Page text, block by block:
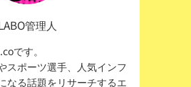
管理人
です。
スポーツ選手、人気インフ
なる話題をリサーチするエ